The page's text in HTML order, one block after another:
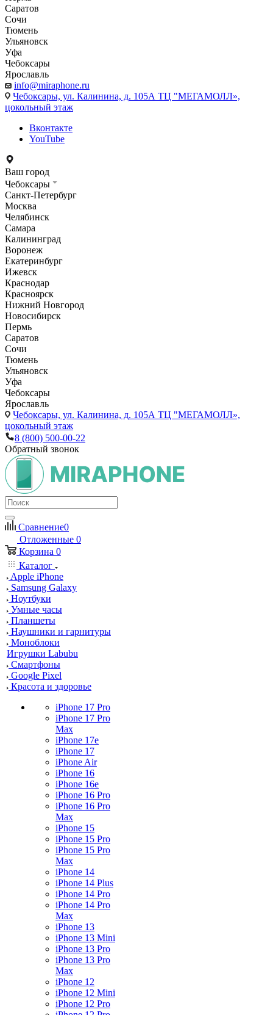
Саратов
Сочи
Тюмень
Ульяновск
Уфа
Чебоксары
Ярославль
info@miraphone.ru
Чебоксары, ул. Калинина, д. 105А ТЦ "МЕГАМОЛЛ»,
цокольный этаж
Вконтакте
YouTube
Ваш город
Чебоксары
Санкт-Петербург
Москва
Челябинск
Самара
Калининград
Воронеж
Екатеринбург
Ижевск
Краснодар
Красноярск
Нижний Новгород
Новосибирск
Пермь
Саратов
Сочи
Тюмень
Ульяновск
Уфа
Чебоксары
Ярославль
Чебоксары, ул. Калинина, д. 105А ТЦ "МЕГАМОЛЛ»,
цокольный этаж
8 (800) 500-00-22
Обратный звонок
Сравнение0
Отложенные 0
Корзина 0
Каталог
Apple iPhone
Samsung Galaxy
Ноутбуки
Умные часы
Планшеты
Наушники и гарнитуры
Моноблоки
Игрушки Labubu
Смартфоны
Google Pixel
Красота и здоровье
iPhone 17 Pro
iPhone 17 Pro
Max
iPhone 17e
iPhone 17
iPhone Air
iPhone 16
iPhone 16e
iPhone 16 Pro
iPhone 16 Pro
Max
iPhone 15
iPhone 15 Pro
iPhone 15 Pro
Max
iPhone 14
iPhone 14 Plus
iPhone 14 Pro
iPhone 14 Pro
Max
iPhone 13
iPhone 13 Mini
iPhone 13 Pro
iPhone 13 Pro
Max
iPhone 12
iPhone 12 Mini
iPhone 12 Pro